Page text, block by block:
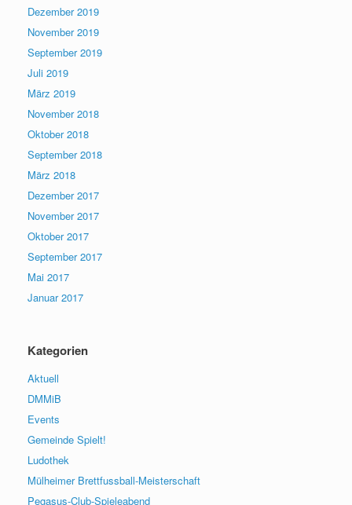
Dezember 2019
November 2019
September 2019
Juli 2019
März 2019
November 2018
Oktober 2018
September 2018
März 2018
Dezember 2017
November 2017
Oktober 2017
September 2017
Mai 2017
Januar 2017
Kategorien
Aktuell
DMMiB
Events
Gemeinde Spielt!
Ludothek
Mülheimer Brettfussball-Meisterschaft
Pegasus-Club-Spieleabend